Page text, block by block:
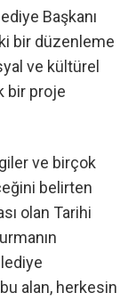
Başkanı
bir düzenleme
ve kültürel
bir proje
ve birçok
belirten
olan Tarihi
alan, herkesin